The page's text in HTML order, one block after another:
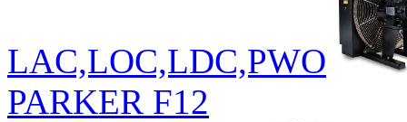
LAC,LOC,LDC,PWO
PARKER F12